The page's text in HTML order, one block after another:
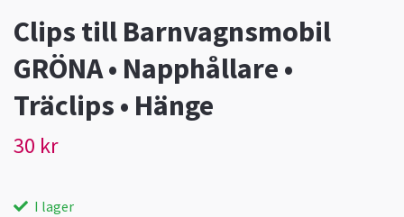
Clips till Barnvagnsmobil
GRÖNA • Napphållare •
Träclips • Hänge
30 kr
I lager